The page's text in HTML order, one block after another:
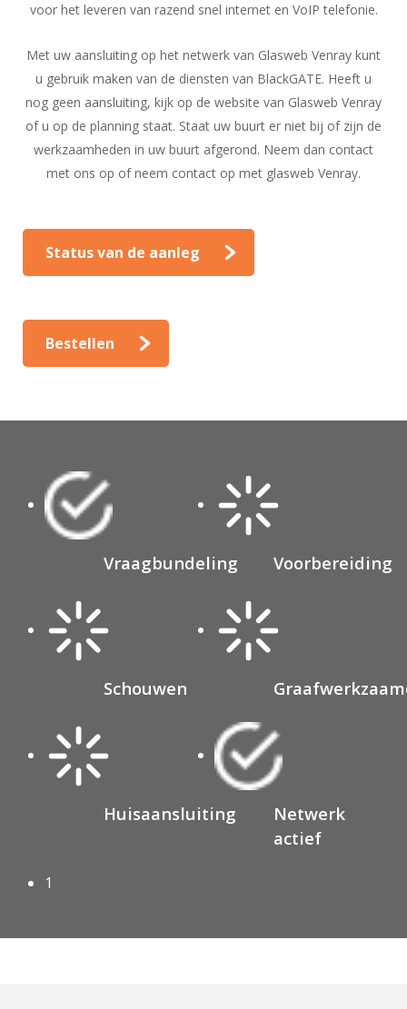
voor het leveren van razend snel internet en VoIP telefonie.
Met uw aansluiting op het netwerk van Glasweb Venray kunt
u gebruik maken van de diensten van BlackGATE. Heeft u
nog geen aansluiting, kijk op de website van Glasweb Venray
of u op de planning staat. Staat uw buurt er niet bij of zijn de
werkzaamheden in uw buurt afgerond. Neem dan contact
met ons op of neem contact op met glasweb Venray.
Status van de aanleg
Bestellen
Vraagbundeling Voorbereiding
Schouwen
Huisaansluiting
Netwerk
actief
1